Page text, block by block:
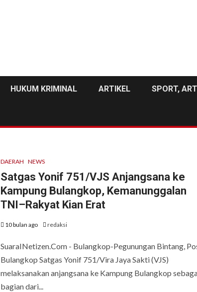
HUKUM KRIMINAL ARTIKEL SPORT,
DAERAH NEWS
Satgas Yonif 751/VJS Anjangsana ke
Kampung Bulangkop, Kemanunggalan
TNI–Rakyat Kian Erat
10 bulan ago redaksi
SuaraINetizen.Com - Bulangkop-Pegunungan Bintang,
Bulangkop Satgas Yonif 751/Vira Jaya Sakti (VJS)
melaksanakan anjangsana ke Kampung Bulangkop
bagian dari...